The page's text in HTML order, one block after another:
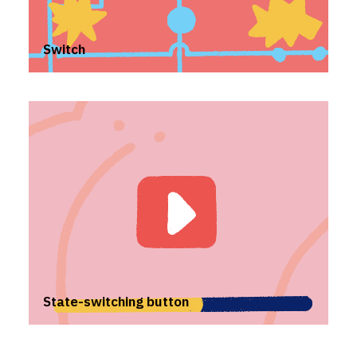
Switch
State-switching button